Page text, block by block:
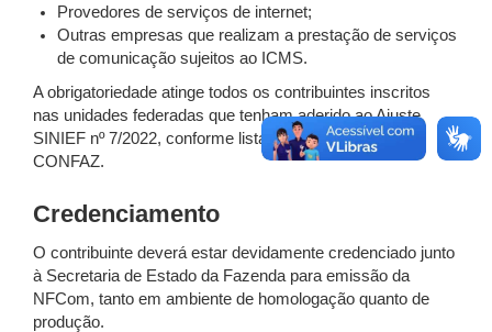
Provedores de serviços de internet;
Outras empresas que realizam a prestação de serviços
de comunicação sujeitos ao ICMS.
A obrigatoriedade atinge todos os contribuintes inscritos
nas unidades federadas que tenham aderido ao Ajuste
SINIEF nº 7/2022, conforme lista disponível no site do
CONFAZ.
Credenciamento
O contribuinte deverá estar devidamente credenciado junto
à Secretaria de Estado da Fazenda para emissão da
NFCom, tanto em ambiente de homologação quanto de
produção.